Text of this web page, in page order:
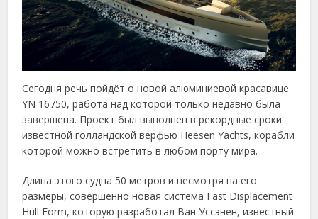
Сегодня речь пойдёт о новой алюминиевой красавице
YN 16750, работа над которой только недавно была
завершена. Проект был выполнен в рекордные сроки
известной голландской верфью Heesen Yachts, корабли
которой можно встретить в любом порту мира.
Длина этого судна 50 метров и несмотря на его
размеры, совершенно новая система Fast Displacement
Hull Form, которую разработал Ван Уссэнен, известный